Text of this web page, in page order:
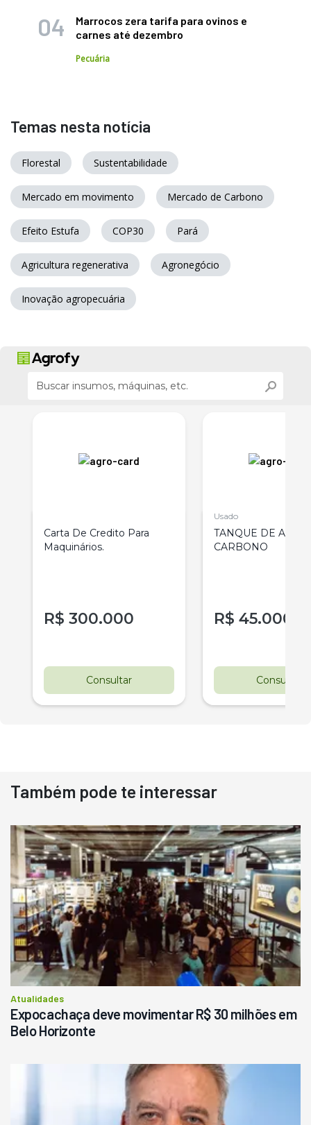
Marrocos zera tarifa para ovinos e
carnes até dezembro
Pecuária
Temas nesta notícia
Florestal Sustentabilidade
Mercado em movimento Mercado de Carbono
Efeito Estufa COP30 Pará
Agricultura regenerativa Agronegócio
Inovação agropecuária
Carta De Credito Para
Maquinários.
R$ 300.000
Consultar
Usado
TANQUE DE AÇO
CARBONO
R$ 45.000
Consultar
Também pode te interessar
Atualidades
Expocachaça deve movimentar R$ 30 milhões em
Belo Horizonte